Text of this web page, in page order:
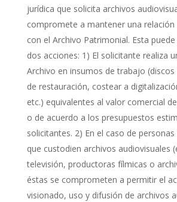
jurídica que solicita archivos
compromete a mantener una relación
con el Archivo Patrimonial. Esta
dos acciones: 1) El solicitante realiza
Archivo en insumos de trabajo
de restauración, costear a
etc.) equivalentes al valor comercial
o de acuerdo a los presupuestos
solicitantes. 2) En el caso de
que custodien archivos audiovisuales
televisión, productoras fílmicas o
éstas se comprometen a permitir el
visionado, uso y difusión de archivos